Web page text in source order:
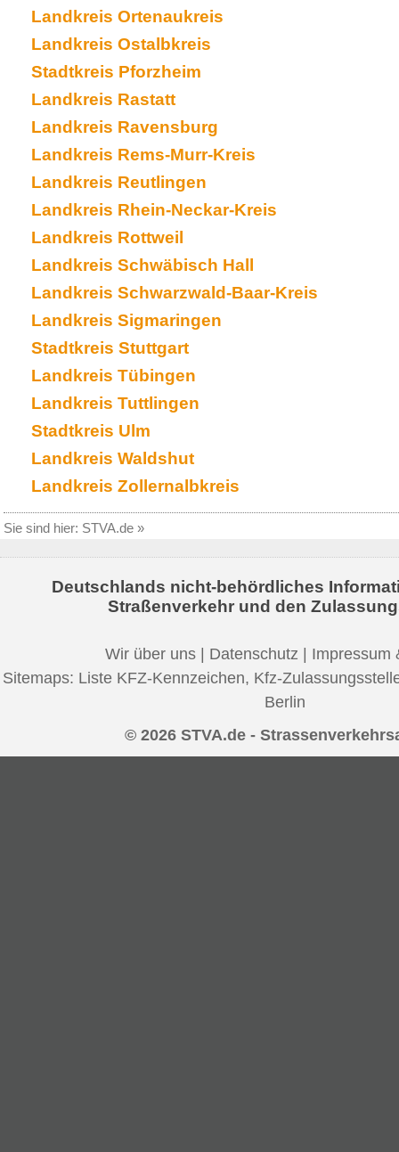
Landkreis Ortenaukreis
Landkreis Ostalbkreis
Stadtkreis Pforzheim
Landkreis Rastatt
Landkreis Ravensburg
Landkreis Rems-Murr-Kreis
Landkreis Reutlingen
Landkreis Rhein-Neckar-Kreis
Landkreis Rottweil
Landkreis Schwäbisch Hall
Landkreis Schwarzwald-Baar-Kreis
Landkreis Sigmaringen
Stadtkreis Stuttgart
Landkreis Tübingen
Landkreis Tuttlingen
Stadtkreis Ulm
Landkreis Waldshut
Landkreis Zollernalbkreis
Sie sind hier: STVA.de »
Deutschlands nicht-behördliches
Straßenverkehr und den
Wir über uns | Datenschutz | Impressum
Sitemaps: Liste KFZ-Kennzeichen, Kfz-
Berlin
© 2026 STVA.de -